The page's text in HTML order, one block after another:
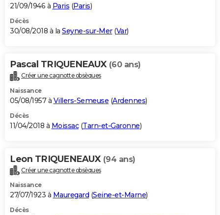
21/09/1946 à Paris (Paris)
Décès
30/08/2018 à la Seyne-sur-Mer(Var)
Pascal TRIQUENEAUX (60 ans)
Créer une cagnotte obsèques
Naissance
05/08/1957 à Villers-Semeuse (Ardennes)
Décès
11/04/2018 à Moissac(Tarn-et-Garonne)
Leon TRIQUENEAUX (94 ans)
Créer une cagnotte obsèques
Naissance
27/07/1923 à Mauregard (Seine-et-Marne)
Décès